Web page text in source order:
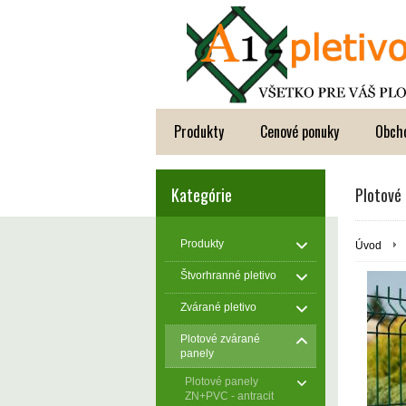
Produkty Cenové ponuky
Kategórie
Produkty
Štvorhranné pletivo
Zvárané pletivo
Plotové zvárané
panely
Plotové panely
ZN+PVC - antracit
Plotové
Úvod